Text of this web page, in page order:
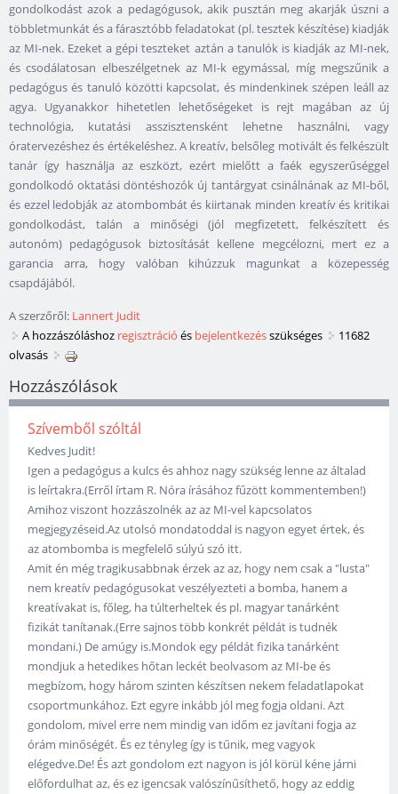
gondolkodást azok a pedagógusok, akik pusztán meg akarják úszni a
többletmunkát és a fárasztóbb feladatokat (pl. tesztek készítése) kiadják
az MI-nek. Ezeket a gépi teszteket aztán a tanulók is kiadják az MI-nek,
és csodálatosan elbeszélgetnek az MI-k egymással, míg megszűnik a
pedagógus és tanuló közötti kapcsolat, és mindenkinek szépen leáll az
agya. Ugyanakkor hihetetlen lehetőségeket is rejt magában az új
technológia, kutatási asszisztensként lehetne használni, vagy
óratervezéshez és értékeléshez. A kreatív, belsőleg motivált és felkészült
tanár így használja az eszközt, ezért mielőtt a faék egyszerűséggel
gondolkodó oktatási döntéshozók új tantárgyat csinálnának az MI-ből,
és ezzel ledobják az atombombát és kiirtanak minden kreatív és kritikai
gondolkodást, talán a minőségi (jól megfizetett, felkészített és
autonóm) pedagógusok biztosítását kellene megcélozni, mert ez a
garancia arra, hogy valóban kihúzzuk magunkat a közepesség
csapdájából.
A szerzőről: Lannert Judit
A hozzászóláshoz regisztráció és bejelentkezésszükséges
11682
olvasás
Hozzászólások
Szívemből szóltál
Kedves Judit!
Igen a pedagógus a kulcs és ahhoz nagy szükség lenne az általad
is leírtakra.(Erről írtam R. Nóra írásához fűzött kommentemben!)
Amihoz viszont hozzászolnék az az MI-vel kapcsolatos
megjegyzéseid.Az utolsó mondatoddal is nagyon egyet értek, és
az atombomba is megfelelő súlyú szó itt.
Amit én még tragikusabbnak érzek az az, hogy nem csak a "lusta"
nem kreatív pedagógusokat veszélyezteti a bomba, hanem a
kreatívakat is, főleg, ha túlterheltek és pl. magyar tanárként
fizikát tanítanak.(Erre sajnos több konkrét példát is tudnék
mondani.) De amúgy is.Mondok egy példát fizika tanárként
mondjuk a hetedikes hőtan leckét beolvasom az MI-be és
megbízom, hogy három szinten készítsen nekem feladatlapokat
csoportmunkához. Ezt egyre inkább jól meg fogja oldani. Azt
gondolom, mivel erre nem mindig van időm ez javítani fogja az
órám minőségét. És ez tényleg így is tűnik, meg vagyok
elégedve.De! És azt gondolom ezt nagyon is jól körül kéne járni
előfordulhat az, és ez igencsak valószínűsíthető, hogy az eddig